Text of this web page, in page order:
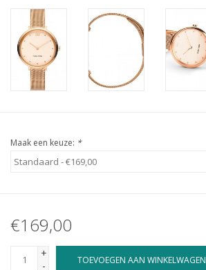
Maak een keuze: *
€169,00
+
-
TOEVOEGEN AAN WINKELWAGEN